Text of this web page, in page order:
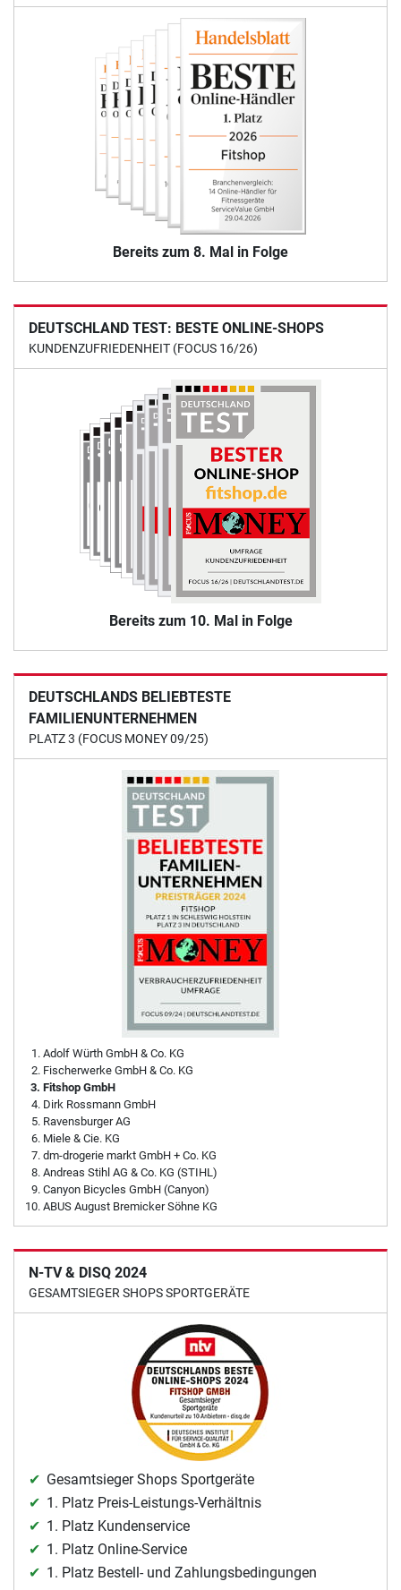
Bereits zum 8. Mal in Folge
DEUTSCHLAND TEST: BESTE ONLINE-SHOPS
KUNDENZUFRIEDENHEIT (FOCUS 16/26)
Bereits zum 10. Mal in Folge
DEUTSCHLANDS BELIEBTESTE
FAMILIENUNTERNEHMEN
PLATZ 3 (FOCUS MONEY 09/25)
Adolf Würth GmbH & Co. KG
Fischerwerke GmbH & Co. KG
Fitshop GmbH
Dirk Rossmann GmbH
Ravensburger AG
Miele & Cie. KG
dm-drogerie markt GmbH + Co. KG
Andreas Stihl AG & Co. KG (STIHL)
Canyon Bicycles GmbH (Canyon)
ABUS August Bremicker Söhne KG
N-TV & DISQ 2024
GESAMTSIEGER SHOPS SPORTGERÄTE
Gesamtsieger Shops Sportgeräte
1. Platz Preis-Leistungs-Verhältnis
1. Platz Kundenservice
1. Platz Online-Service
1. Platz Bestell- und Zahlungsbedingungen